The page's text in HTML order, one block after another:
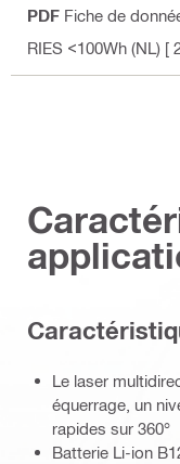
PDF Fiche de
RIES <100Wh (NL) [
Le laser
équerrage, un
rapides sur 360°
Batterie Li-ion